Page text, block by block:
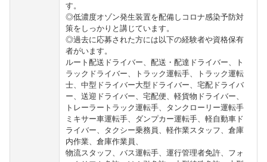
す。
◎低濃度オゾン発生装置を配備しコロナ感染予防対
策をしっかりと講じています。
◎過去に応募された方には以下の経験者や資格保有
者がいます。
ルート配送ドライバー、配送・配達ドライバー、ト
ラックドライバー、トラック運転手、トラック運転
士、中型ドライバー大型ドライバー、宅配ドライバ
ー、送迎ドライバー、宅配便、軽貨物ドライバー、
トレーラートラック運転手、タンクローリー運転手
ミキサー車運転手、ダンプカー運転手、軽自動車ド
ライバー、タクシー乗務員、軽作業スタッフ、倉庫
内作業、倉庫作業員、
物流スタッフ、バス運転手、運行管理者免許、フォ